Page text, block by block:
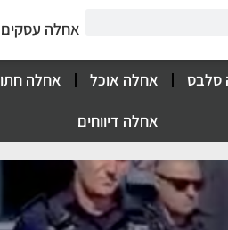
אחלה עסקים
סלבס אחלה אוכל אחלה
אחלה דיווחים